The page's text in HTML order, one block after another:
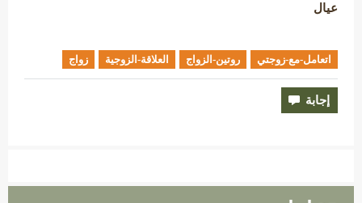
عيال
اتعامل-مع-زوجتي روتين-الزواج العلاقة-الزوجية زواج